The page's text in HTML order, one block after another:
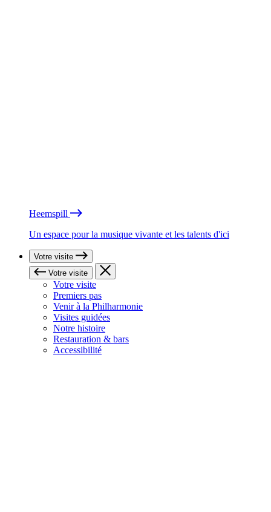
Heemspill
Un espace pour la musique vivante et les talents d'ici
Votre visite
Votre visite
Votre visite
Premiers pas
Venir à la Philharmonie
Visites guidées
Notre histoire
Restauration & bars
Accessibilité